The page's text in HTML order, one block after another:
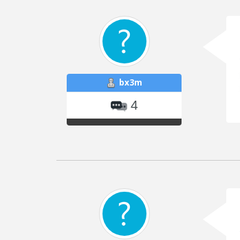
bx3m
4